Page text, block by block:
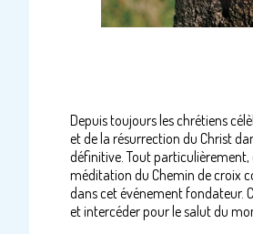
Depuis toujours les chrétiens
et de la résurrection du Christ
définitive. Tout
méditation du Chemin de croix
dans cet événement fondateur.
et intercéder pour le salut du